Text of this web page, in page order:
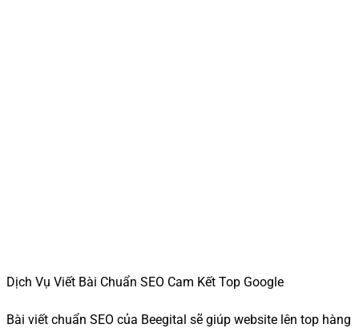
Dịch Vụ Viết Bài Chuẩn SEO Cam Kết Top Google
Bài viết chuẩn SEO của Beegital sẽ giúp website lên top hàng